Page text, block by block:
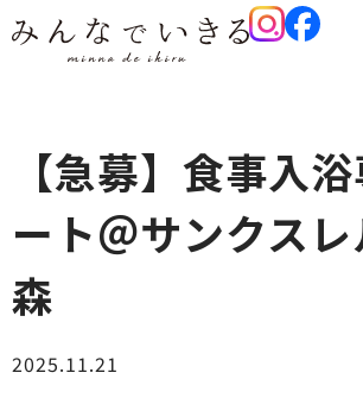
【急募】食事入
ート＠サンクス
森
2025.11.21